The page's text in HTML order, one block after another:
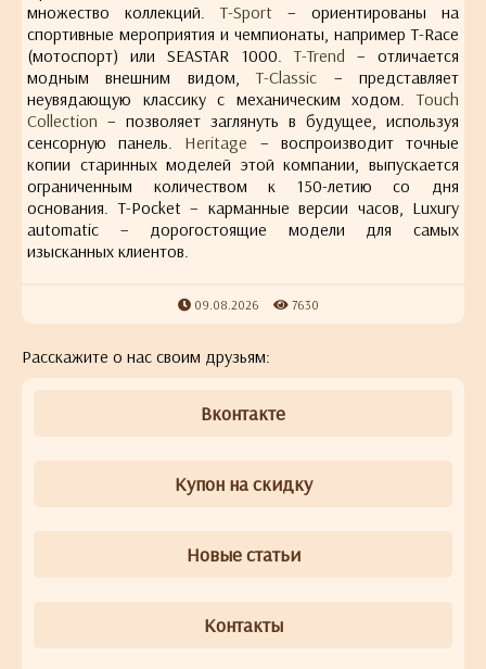
множество коллекций.T-Sport – ориентированы на
спортивные мероприятия и чемпионаты, например T-Race
(мотоспорт) или SEASTAR 1000.T-Trend – отличается
модным внешним видом,T-Classic – представляет
неувядающую классику с механическим ходом.Touch
Collection – позволяет заглянуть в будущее, используя
сенсорную панель. Heritage – воспроизводит точные
копии старинных моделей этой компании, выпускается
ограниченным количеством к 150-летию со дня
основания. T-Pocket – карманные версии часов, Luxury
automatic – дорогостоящие модели для самых
изысканных клиентов.
09.08.2026 7630
Расскажите о нас своим друзьям:
Вконтакте
Купон на скидку
Новые статьи
Контакты